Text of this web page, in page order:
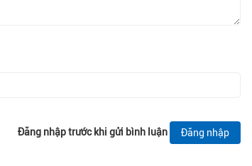
Đăng nhập trước khi gửi bình luận Đăng nhập